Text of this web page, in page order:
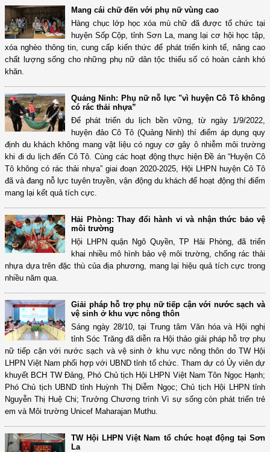
Mang cái chữ đến với phụ nữ vùng cao
Hàng chục lớp học xóa mù chữ đã được tổ chức tại
huyện Sốp Cộp, tỉnh Sơn La, mang lại cơ hội học tập,
xóa nghèo thông tin, cung cấp kiến thức để phát triển kinh tế, nâng cao
chất lượng sống cho những phụ nữ dân tộc thiểu số có hoàn cảnh khó
khăn.
Quảng Ninh: Phụ nữ nỗ lực "vì huyện Cô Tô không
có rác thải nhựa”
Để phát triển du lịch bền vững, từ ngày 1/9/2022,
huyện đảo Cô Tô (Quảng Ninh) thí điểm áp dụng quy
định du khách không mang vật liệu có nguy cơ gây ô nhiễm môi trường
khi đi du lịch đến Cô Tô. Cùng các hoạt động thực hiện Đề án “Huyện Cô
Tô không có rác thải nhựa” giai đoạn 2020-2025, Hội LHPN huyện Cô Tô
đã và đang nỗ lực tuyên truyền, vận động du khách để hoạt động thí điểm
mang lại kết quả tích cực.
Hải Phòng: Thay đổi hành vi và nhận thức bảo vệ
môi trường
Hội LHPN quận Ngô Quyền, TP Hải Phòng, đã triển
khai nhiều mô hình bảo vệ môi trường, chống rác thải
nhựa dựa trên đặc thù của địa phương, mang lại hiệu quả tích cực trong
nhiều năm qua.
Giải pháp hỗ trợ phụ nữ tiếp cận với nước sạch và
vệ sinh ở khu vực nông thôn
Sáng ngày 28/10, tại Trung tâm Văn hóa và Hội nghị
tỉnh Sóc Trăng đã diễn ra Hội thảo giải pháp hỗ trợ phụ
nữ tiếp cận với nước sạch và vệ sinh ở khu vực nông thôn do TW Hội
LHPN Việt Nam phối hợp với UBND tỉnh tổ chức. Tham dự có Ủy viên dự
khuyết BCH TW Đảng, Phó Chủ tịch Hội LHPN Việt Nam Tôn Ngọc Hạnh;
Phó Chủ tịch UBND tỉnh Huỳnh Thị Diễm Ngọc; Chủ tịch Hội LHPN tỉnh
Nguyễn Thị Huệ Chi; Trưởng Chương trình Vì sự sống còn phát triển trẻ
em và Môi trường Unicef Maharajan Muthu.
TW Hội LHPN Việt Nam tổ chức hoạt động tại Sơn
La